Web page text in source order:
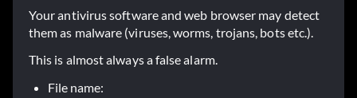
Your antivirus software and web browser may detect
them as malware (viruses, worms, trojans, bots etc.).
This is almost always a false alarm.
File name: